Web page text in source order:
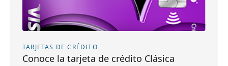
TARJETAS DE CRÉDITO
Conoce la tarjeta de crédito Clásica